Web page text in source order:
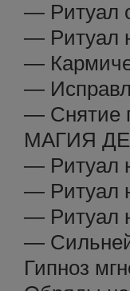
— Ритуал
— Ритуал
—
—
— Снятие
МАГИЯ
— Ритуал
— Ритуал
— Ритуал
—
Гипноз